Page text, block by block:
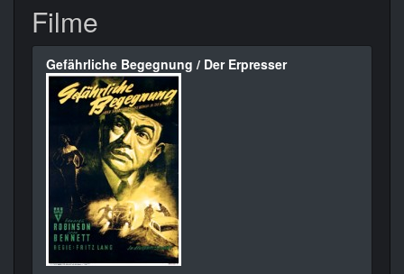
Filme
Gefährliche Begegnung / Der Erpresser